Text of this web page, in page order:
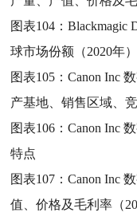
图表104：Blackmagic
球市场份额（2020年）
图表105：Canon Inc
产基地、销售区域、
图表106：Canon Inc
特点
图表107：Canon Inc
值、价格及毛利率（